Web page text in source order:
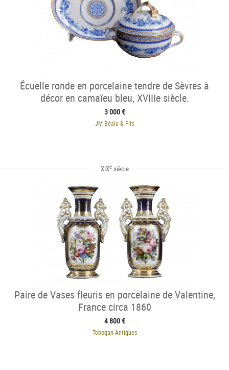
Écuelle ronde en porcelaine tendre de Sèvres à
décor en camaïeu bleu, XVIIIe siècle.
3 000 €
JM Béalu & Fils
XIXesiècle
Paire de Vases fleuris en porcelaine de Valentine,
France circa 1860
4 800 €
Tobogan Antiques